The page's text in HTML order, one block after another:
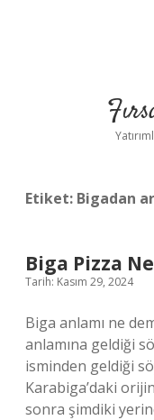
Etiket: Bigadan
Biga Pizza
Tarih: Kasım 29, 2024
Biga anlamı ne
anlamına geldiği
isminden geldiği
Karabiga’daki
sonra şimdiki